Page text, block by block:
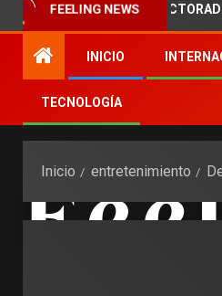
FEELING NEWS
PRESENTA “DOCTORADO EN
INICIO
TECNOLOGÍA
Inicio entretenimiento